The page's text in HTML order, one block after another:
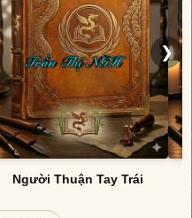
Người Thuận Tay Trái
❯